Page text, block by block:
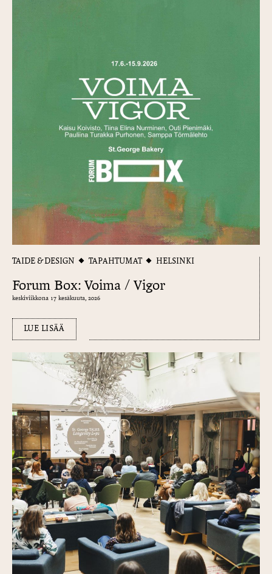
TAIDE & DESIGN TAPAHTUMAT HELSINKI
Forum Box: Voima / Vigor
keskiviikkona 17 kesäkuuta, 2026
LUE LISÄÄ